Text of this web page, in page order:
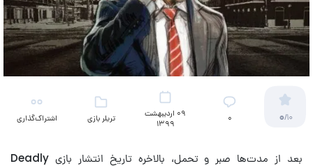
0/10 ۰
09 اردیبهشت
1399
تریلر بازی اشتراک‌گذاری
بعد از مدت‌ها صبر و تحمل، بالاخره تاریخ انتشار بازی Deadly